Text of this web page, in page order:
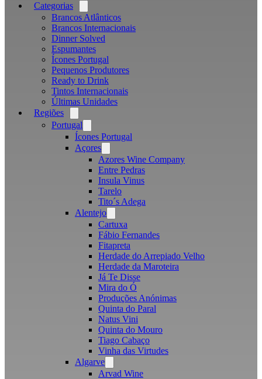
Categorias
menu
Brancos Atlânticos
Brancos Internacionais
Dinner Solved
Espumantes
Ícones Portugal
Pequenos Produtores
Ready to Drink
Tintos Internacionais
Últimas Unidades
Regiões
menu
Portugal
menu
Ícones Portugal
Açores
menu
Azores Wine Company
Entre Pedras
Insula Vinus
Tarelo
Tito´s Adega
Alentejo
menu
Cartuxa
Fábio Fernandes
Fitapreta
Herdade do Arrepiado Velho
Herdade da Maroteira
Já Te Disse
Mira do Ó
Produções Anónimas
Quinta do Paral
Natus Vini
Quinta do Mouro
Tiago Cabaço
Vinha das Virtudes
Algarve
menu
Arvad Wine